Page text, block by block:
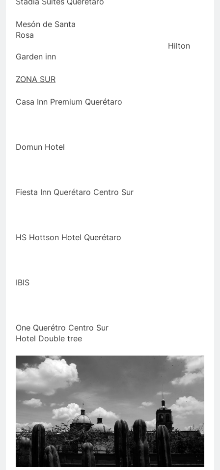
Mesón de Santa
Hilton
Garden inn
ZONA SUR
Casa Inn Premium Querétaro
Domun Hotel
Fiesta Inn Querétaro Centro Sur
HS Hottson Hotel Querétaro
IBIS
One Querétro Centro Sur
Hotel Double tree